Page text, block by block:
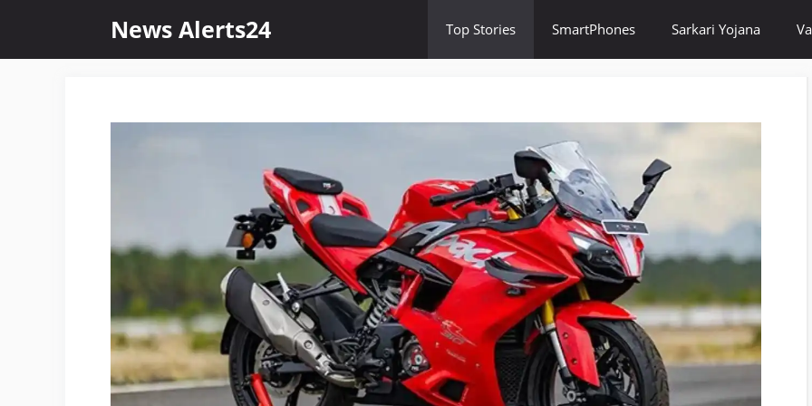
content
News Alerts24 Top Stories SmartPhones Sarkari Yojana